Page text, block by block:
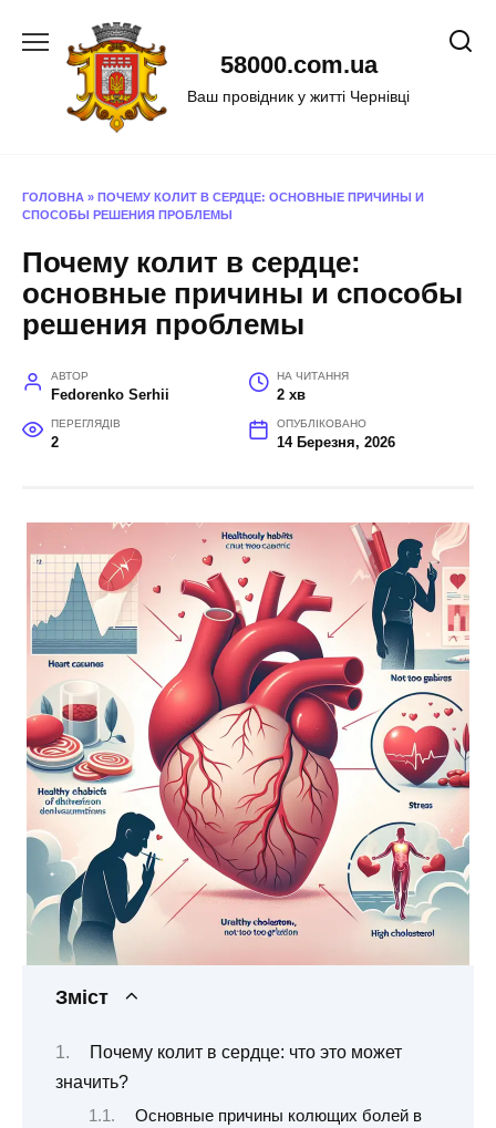
58000.com.ua
Ваш провідник у житті Чернівці
ГОЛОВНА » ПОЧЕМУ КОЛИТ В СЕРДЦЕ: ОСНОВНЫЕ ПРИЧИНЫ И
СПОСОБЫ РЕШЕНИЯ ПРОБЛЕМЫ
Почему колит в сердце:
основные причины и способы
решения проблемы
АВТОР
Fedorenko Serhii
НА ЧИТАННЯ
2 хв
ПЕРЕГЛЯДІВ
2
ОПУБЛІКОВАНО
14 Березня, 2026
Зміст
Почему колит в сердце: что это может
значить?
Основные причины колющих болей в